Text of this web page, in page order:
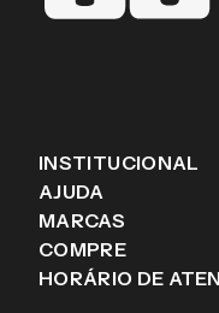
INSTITUCIONAL
Sobre a eÓtica
AJUDA
Trocas e Devoluções
MARCAS
Ray-Ban
COMPRE
HORÁRIO DE